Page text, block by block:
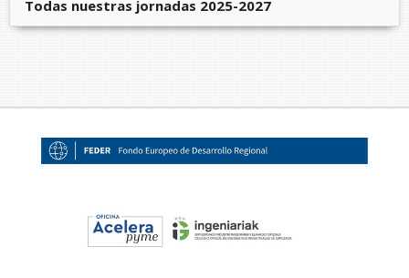
Todas nuestras jornadas 2025-2027